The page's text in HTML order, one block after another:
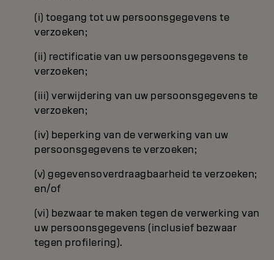
(i) toegang tot uw persoonsgegevens te
verzoeken;
(ii) rectificatie van uw persoonsgegevens te
verzoeken;
(iii) verwijdering van uw persoonsgegevens te
verzoeken;
(iv) beperking van de verwerking van uw
persoonsgegevens te verzoeken;
(v) gegevensoverdraagbaarheid te verzoeken;
en/of
(vi) bezwaar te maken tegen de verwerking van
uw persoonsgegevens (inclusief bezwaar
tegen profilering).